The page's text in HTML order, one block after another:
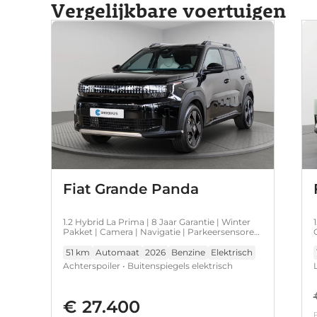
Vergelijkbare voertuigen
Fiat Grande Panda
1.2 Hybrid La Prima | 8 Jaar Garantie | Winter
Pakket | Camera | Navigatie | Parkeersensoren
51 km Automaat 2026 Benzine Elektrisch
Achterspoiler • Buitenspiegels elektrisch
velgen 17" • Metaal-/micakleur • Metaalkleur •
€ 27.400